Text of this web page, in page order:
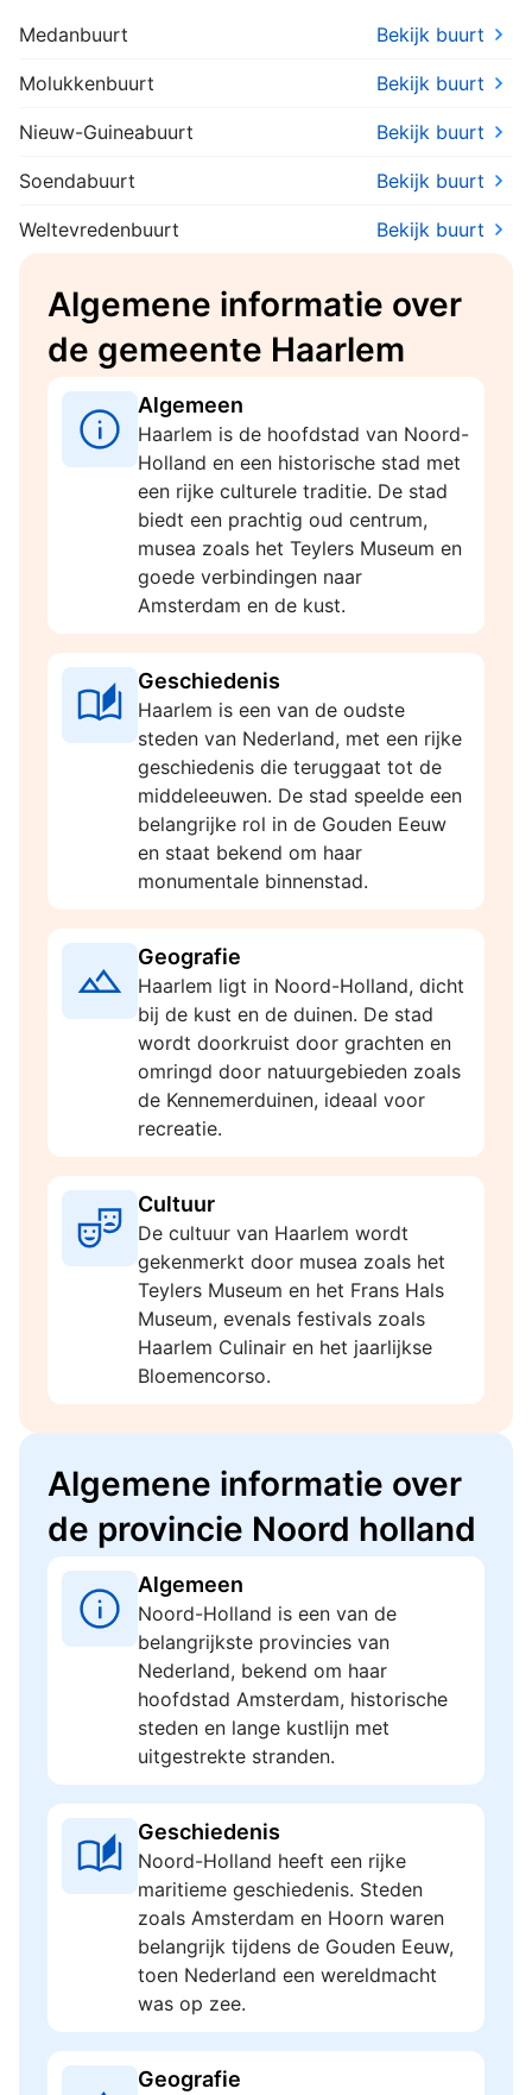
Medanbuurt Bekijk buurt
Molukkenbuurt Bekijk buurt
Nieuw-Guineabuurt Bekijk buurt
Soendabuurt Bekijk buurt
Weltevredenbuurt Bekijk buurt
Algemene informatie over
de gemeente Haarlem
Algemeen
Haarlem is de hoofdstad van Noord-
Holland en een historische stad met
een rijke culturele traditie. De stad
biedt een prachtig oud centrum,
musea zoals het Teylers Museum en
goede verbindingen naar
Amsterdam en de kust.
Geschiedenis
Haarlem is een van de oudste
steden van Nederland, met een rijke
geschiedenis die teruggaat tot de
middeleeuwen. De stad speelde een
belangrijke rol in de Gouden Eeuw
en staat bekend om haar
monumentale binnenstad.
Geografie
Haarlem ligt in Noord-Holland, dicht
bij de kust en de duinen. De stad
wordt doorkruist door grachten en
omringd door natuurgebieden zoals
de Kennemerduinen, ideaal voor
recreatie.
Cultuur
De cultuur van Haarlem wordt
gekenmerkt door musea zoals het
Teylers Museum en het Frans Hals
Museum, evenals festivals zoals
Haarlem Culinair en het jaarlijkse
Bloemencorso.
Algemene informatie over
de provincie Noord holland
Algemeen
Noord-Holland is een van de
belangrijkste provincies van
Nederland, bekend om haar
hoofdstad Amsterdam, historische
steden en lange kustlijn met
uitgestrekte stranden.
Geschiedenis
Noord-Holland heeft een rijke
maritieme geschiedenis. Steden
zoals Amsterdam en Hoorn waren
belangrijk tijdens de Gouden Eeuw,
toen Nederland een wereldmacht
was op zee.
Geografie